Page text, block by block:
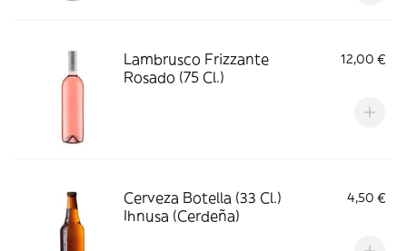
Lambrusco Frizzante
Rosado (75 Cl.)
12,00 €
Cerveza Botella (33 Cl.)
Ihnusa (Cerdeña)
4,50 €